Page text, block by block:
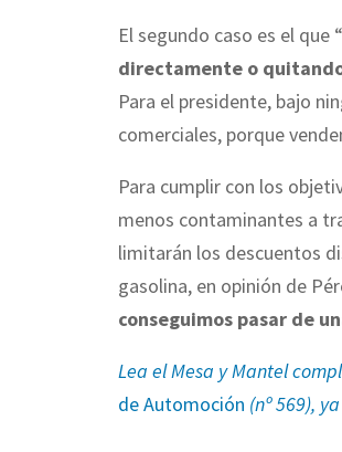
El segundo caso es el
directamente o
Para el presidente, bajo
comerciales, porque
Para cumplir con los
menos contaminantes a
limitarán los descuentos
gasolina, en opinión de
conseguimos pasar de
Lea el Mesa y Mantel
de Automoción (nº 569),